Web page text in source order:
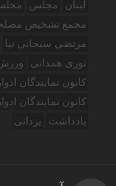
لبنان
مجلس
مجمع تشخیص
مرتضی سبحانی نیا
نوری همدانی
کانون نمایندگان ادوار
کانون نمایندگان
یادداشت
یزدانی